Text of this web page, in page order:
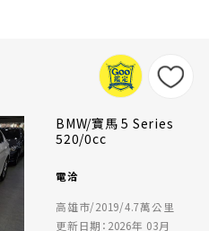
BMW/寶馬 5 Series
520/0cc
電洽
高雄市/2019/4.7萬公里
更新日期：2026年 03月